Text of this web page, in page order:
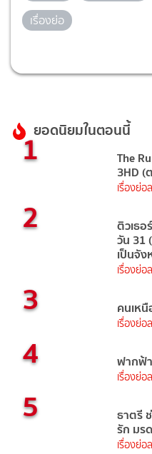
เรื่องย่อ
ยอดนิยมในตอนนี้
1 The
3HD
เรื่องย่อ
2 ติวเธอ
วัน 31
เป็นจัง
เรื่องย่อ
3
เรื่องย่อ
4 ฟากฟ้
เรื่องย่อ
5 ธาตรี
รัก มร
เรื่องย่อ